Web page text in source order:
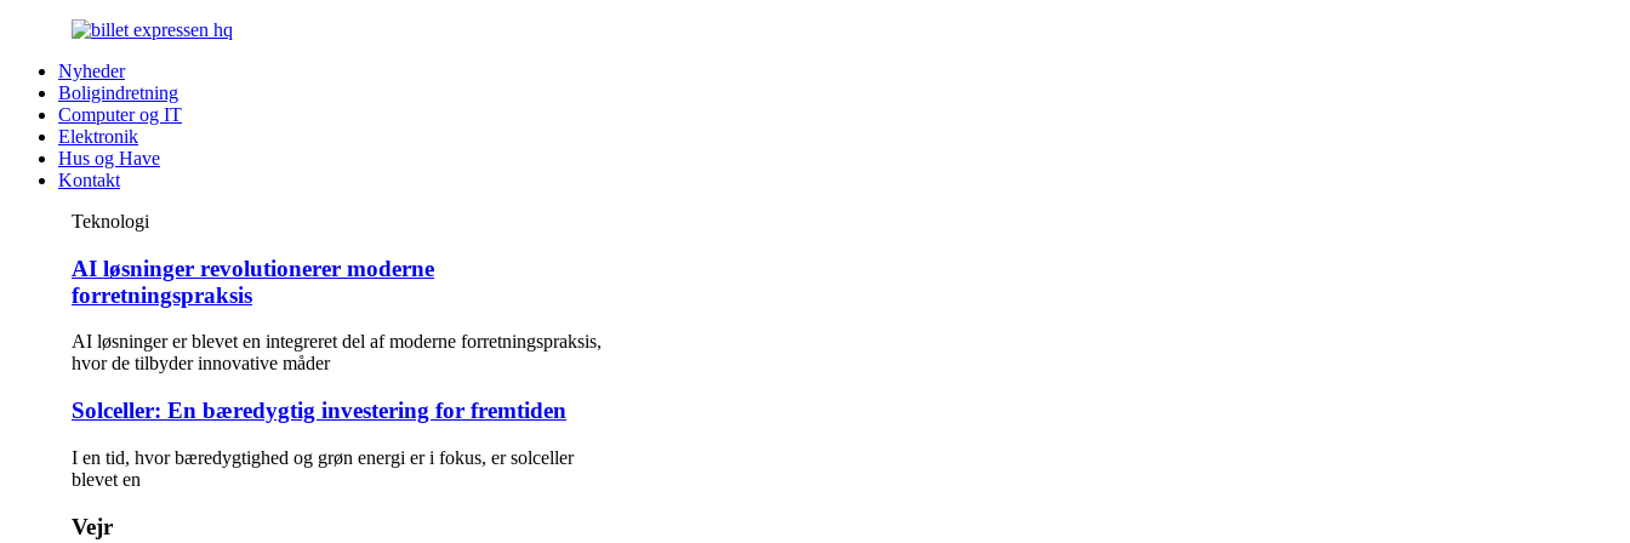
Nyheder
Boligindretning
Computer og IT
Elektronik
Hus og Have
Kontakt
Teknologi
AI løsninger revolutionerer moderne
forretningspraksis
AI løsninger er blevet en integreret del af moderne forretningspraksis,
hvor de tilbyder innovative måder
Solceller: En bæredygtig investering for fremtiden
I en tid, hvor bæredygtighed og grøn energi er i fokus, er solceller
blevet en
Vejr